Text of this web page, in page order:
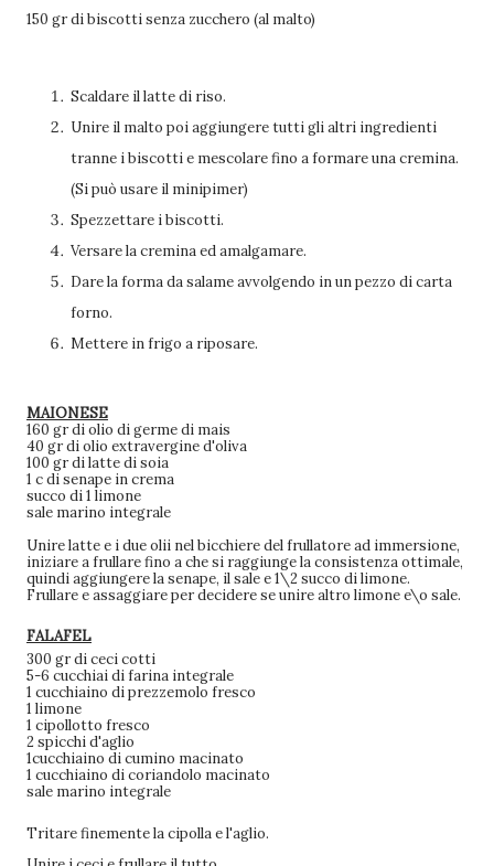
150 gr di biscotti senza zucchero (al malto)
Scaldare il latte di riso.
Unire il malto poi aggiungere tutti gli altri ingredienti
tranne i biscotti e mescolare fino a formare una cremina.
(Si può usare il minipimer)
Spezzettare i biscotti.
Versare la cremina ed amalgamare.
Dare la forma da salame avvolgendo in un pezzo di carta
forno.
Mettere in frigo a riposare.
MAIONESE
160 gr di olio di germe di mais
40 gr di olio extravergine d'oliva
100 gr di latte di soia
1 c di senape in crema
succo di 1 limone
sale marino integrale
Unire latte e i due olii nel bicchiere del frullatore ad immersione,
iniziare a frullare fino a che si raggiunge la consistenza ottimale,
quindi aggiungere la senape, il sale e 1\2 succo di limone.
Frullare e assaggiare per decidere se unire altro limone e\o sale.
FALAFEL
300 gr di ceci cotti
5-6 cucchiai di farina integrale
1 cucchiaino di prezzemolo fresco
1 limone
1 cipollotto fresco
2 spicchi d'aglio
1cucchiaino di cumino macinato
1 cucchiaino di coriandolo macinato
sale marino integrale
Tritare finemente la cipolla e l'aglio.